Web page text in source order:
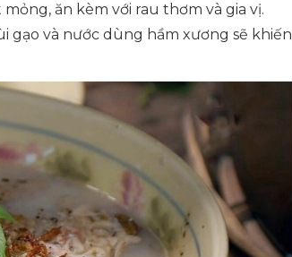
ăn kèm với rau thơm và gia vị.
gạo và nước dùng hầm xương sẽ khiến